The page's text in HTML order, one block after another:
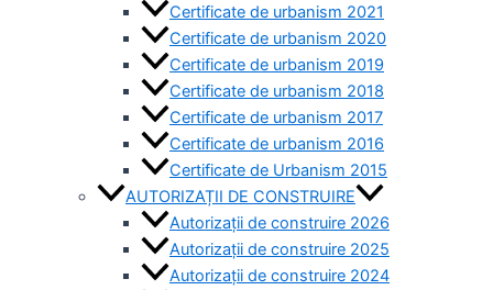
Certificate de urbanism 2021
Certificate de urbanism 2020
Certificate de urbanism 2019
Certificate de urbanism 2018
Certificate de urbanism 2017
Certificate de urbanism 2016
Certificate de Urbanism 2015
AUTORIZAȚII DE CONSTRUIRE
Autorizații de construire 2026
Autorizații de construire 2025
Autorizații de construire 2024